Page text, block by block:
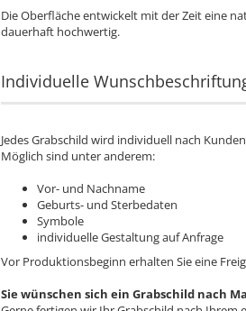
Die Oberfläche entwickelt mit der Zeit eine
dauerhaft hochwertig.
Individuelle
Jedes Grabschild wird individuell nach
Möglich sind unter anderem:
Vor- und Nachname
Geburts- und Sterbedaten
Symbole
individuelle Gestaltung auf Anfrage
Vor Produktionsbeginn erhalten Sie eine
Sie wünschen sich ein Grabschild nach